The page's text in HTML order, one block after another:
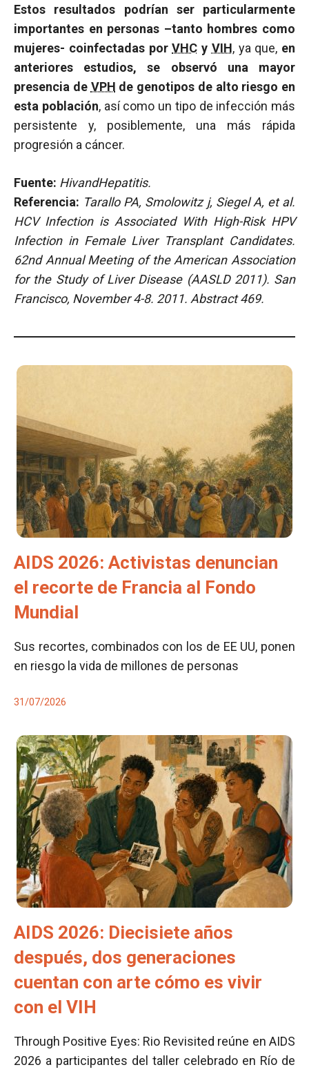
Estos resultados podrían ser particularmente
importantes en personas –tanto hombres como
mujeres- coinfectadas porVHC y VIH, ya que, en
anteriores estudios, se observó una mayor
presencia de VPH de genotipos de alto riesgo en
esta población, así como un tipo de infección más
persistente y, posiblemente, una más rápida
progresión a cáncer.
Fuente: HivandHepatitis.
Referencia: Tarallo PA, Smolowitz j, Siegel A, et al.
HCV Infection is Associated With High-Risk HPV
Infection in Female Liver Transplant Candidates.
62nd Annual Meeting of the American Association
for the Study of Liver Disease (AASLD 2011). San
Francisco, November 4-8. 2011. Abstract 469.
AIDS 2026: Activistas denuncian
el recorte de Francia al Fondo
Mundial
Sus recortes, combinados con los de EE UU, ponen
en riesgo la vida de millones de personas
31/07/2026
AIDS 2026: Diecisiete años
después, dos generaciones
cuentan con arte cómo es vivir
con el VIH
Through Positive Eyes: Rio Revisited reúne en AIDS
2026 a participantes del taller celebrado en Río de